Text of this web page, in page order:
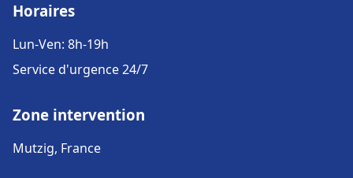
Horaires
Lun-Ven: 8h-19h
Service d'urgence 24/7
Zone intervention
Mutzig, France